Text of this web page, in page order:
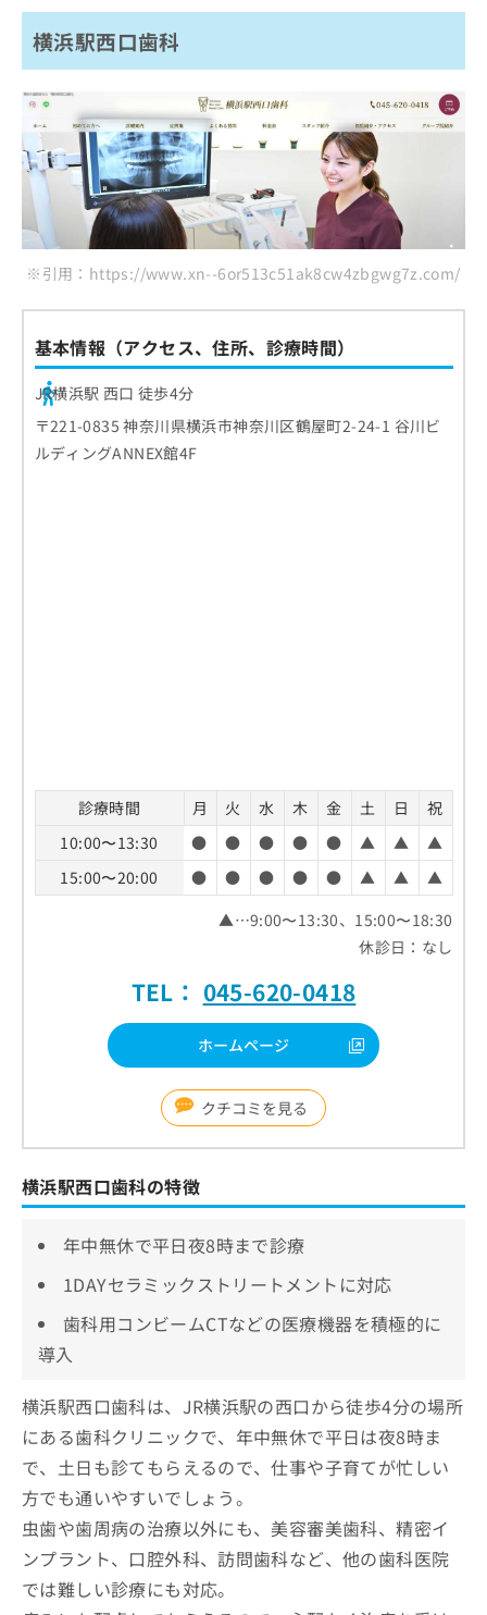
横浜駅西口歯科
※引用：https://www.xn--6or513c51ak8cw4zbgwg7z.com/
基本情報（アクセス、住所、診療時間）
JR横浜駅 西口 徒歩4分
〒221-0835 神奈川県横浜市神奈川区鶴屋町2-24-1 谷川ビ
ルディングANNEX館4F
診療時間 月 火 水 木 金 土 日
祝
10:00〜13:30
● ● ● ● ● ▲ ▲
▲
15:00〜20:00
● ● ● ● ● ▲ ▲
▲
▲…9:00〜13:30、15:00〜18:30
休診日：なし
TEL： 045-620-0418
ホームページ
クチコミを見る
横浜駅西口歯科の特徴
年中無休で平日夜8時まで診療
1DAYセラミックストリートメントに対応
歯科用コンビームCTなどの医療機器を積極的に
導入
横浜駅西口歯科は、JR横浜駅の西口から徒歩4分の場所
にある歯科クリニックで、年中無休で平日は夜8時ま
で、土日も診てもらえるので、仕事や子育てが忙しい
方でも通いやすいでしょう。
虫歯や歯周病の治療以外にも、美容審美歯科、精密イ
ンプラント、口腔外科、訪問歯科など、他の歯科医院
では難しい診療にも対応。